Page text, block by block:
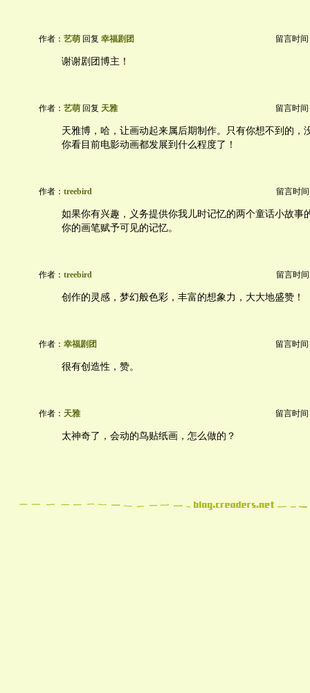
作者： 艺萌 回复 幸福剧团 留言时间
谢谢剧团博主！
作者： 艺萌 回复 天雅 留言时间
天雅博，哈，让画动起来属后期制作。只有你想不到的，
你看目前电影动画都发展到什么程度了！
作者： treebird 留言时间
如果你有兴趣，义务提供你我儿时记忆的两个童话小故事
你的画笔赋予可见的记忆。
作者： treebird 留言时间
创作的灵感，梦幻般色彩，丰富的想象力，大大地盛赞！
作者： 幸福剧团 留言时间
很有创造性，赞。
作者： 天雅 留言时间
太神奇了，会动的鸟贴纸画，怎么做的？